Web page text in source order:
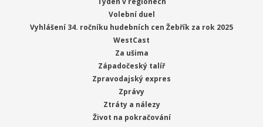
Volební duel
Vyhlášení 34. ročníku hudebních cen Žebřík za rok 2025
WestCast
Za ušima
Západočeský talíř
Zpravodajský expres
Zprávy
Ztráty a nálezy
Život na pokračování